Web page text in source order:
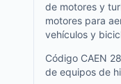
de motores y
motores para
vehículos y
Código CAEN
de equipos de